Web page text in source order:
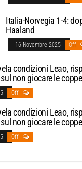
Italia-Norvegia 1-4:
Haaland
16 Novembre 2025 Off
condizioni Leao,
non giocare le coppe
Off
condizioni Leao,
non giocare le coppe
Off